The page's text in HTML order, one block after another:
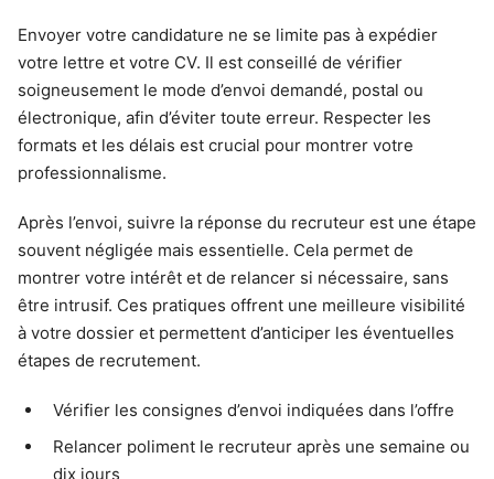
Envoyer votre candidature ne se limite pas à expédier
votre lettre et votre CV. Il est conseillé de vérifier
soigneusement le mode d’envoi demandé, postal ou
électronique, afin d’éviter toute erreur. Respecter les
formats et les délais est crucial pour montrer votre
professionnalisme.
Après l’envoi, suivre la réponse du recruteur est une étape
souvent négligée mais essentielle. Cela permet de
montrer votre intérêt et de relancer si nécessaire, sans
être intrusif. Ces pratiques offrent une meilleure visibilité
à votre dossier et permettent d’anticiper les éventuelles
étapes de recrutement.
Vérifier les consignes d’envoi indiquées dans l’offre
Relancer poliment le recruteur après une semaine ou
dix jours